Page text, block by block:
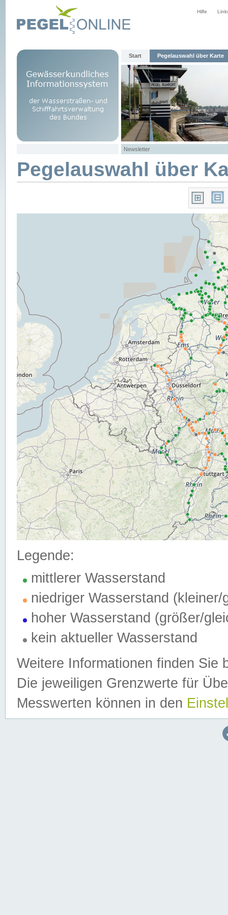
Hilfe
Start Pegelauswahl über Karte
Newsletter
Pegelauswahl über
Legende:
mittlerer Wasserstand
niedriger Wasserstand (kleiner/
hoher Wasserstand (größer/
kein aktueller Wasserstand
Weitere Informationen finden Sie
Die jeweiligen Grenzwerte für
Messwerten können in den